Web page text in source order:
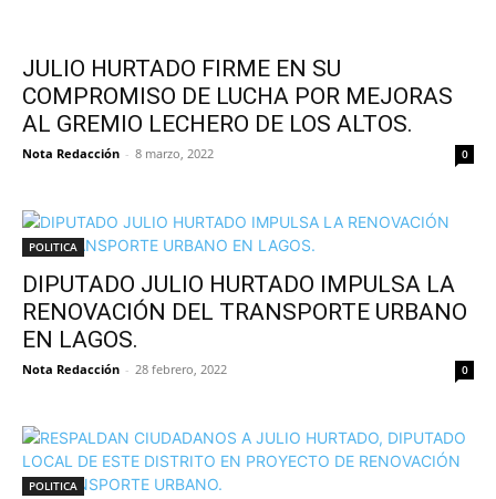
JULIO HURTADO FIRME EN SU
COMPROMISO DE LUCHA POR MEJORAS
AL GREMIO LECHERO DE LOS ALTOS.
Nota Redacción - 8 marzo, 2022 0
POLITICA
DIPUTADO JULIO HURTADO IMPULSA LA
RENOVACIÓN DEL TRANSPORTE URBANO
EN LAGOS.
Nota Redacción - 28 febrero, 2022 0
POLITICA